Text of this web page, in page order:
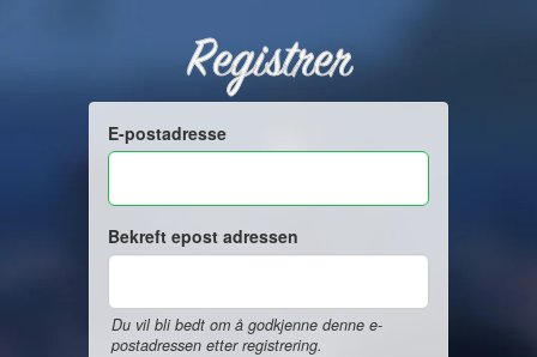
Registrer
E-postadresse
Bekreft epost adressen
Du vil bli bedt om å godkjenne denne e-
postadressen etter registrering.